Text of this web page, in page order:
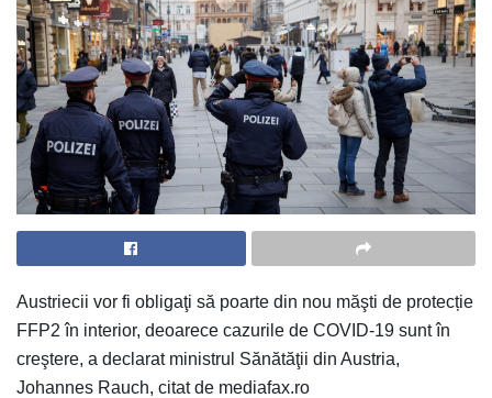
Austriecii vor fi obligaţi să poarte din nou măşti de protecție
FFP2 în interior, deoarece cazurile de COVID-19 sunt în
creştere, a declarat ministrul Sănătăţii din Austria,
Johannes Rauch, citat de mediafax.ro